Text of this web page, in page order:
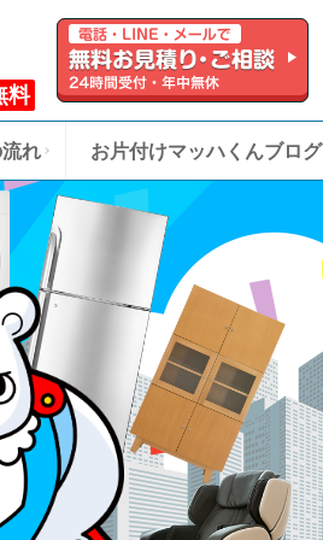
料
れ お片付けマッハくんブログ